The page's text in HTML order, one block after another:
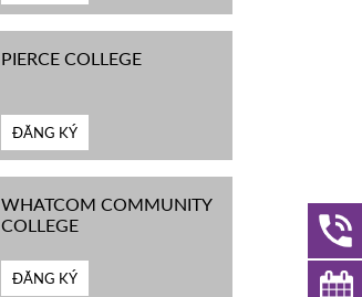
PIERCE COLLEGE
ĐĂNG KÝ
WHATCOM COMMUNITY
COLLEGE
ĐĂNG KÝ